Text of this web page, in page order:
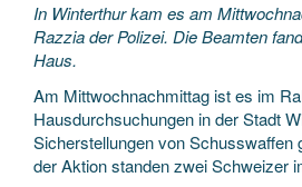
In Winterthur kam es am
Razzia der Polizei. Die Beamten
Haus.
Am Mittwochnachmittag ist es im
Hausdurchsuchungen in der Stadt
Sicherstellungen von Schusswaffen
der Aktion standen zwei Schweizer